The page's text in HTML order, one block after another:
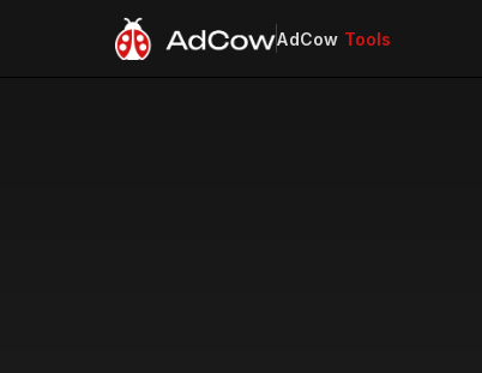
AdCow Tools